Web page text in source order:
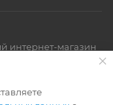
интернет-магазин